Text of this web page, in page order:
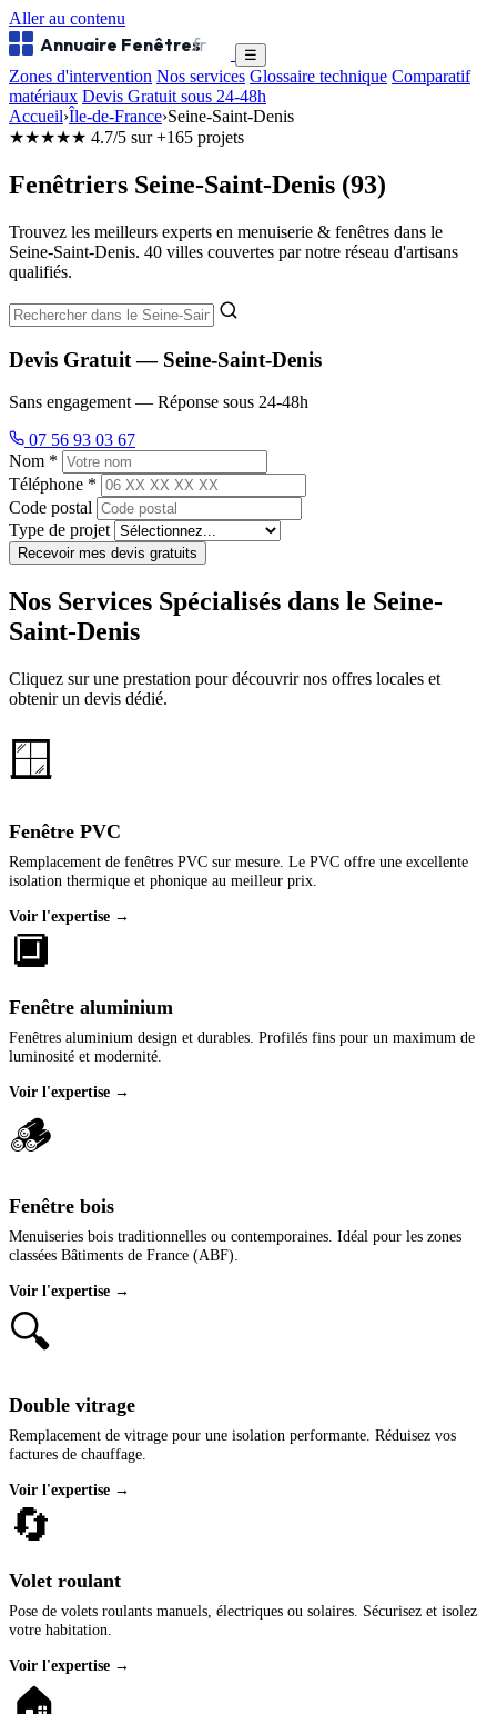
Aller au contenu
Annuaire Fenêtres
.fr ☰
Zones d'intervention Nos services Glossaire technique Comparatif
matériaux Devis Gratuit sous 24-48h
Accueil›Île-de-France›Seine-Saint-Denis
★★★★★ 4.7/5 sur +165 projets
Fenêtriers Seine-Saint-Denis (93)
Trouvez les meilleurs experts en menuiserie & fenêtres dans le
Seine-Saint-Denis. 40 villes couvertes par notre réseau d'artisans
qualifiés.
Devis Gratuit — Seine-Saint-Denis
Sans engagement — Réponse sous 24-48h
07 56 93 03 67
Nom *
Téléphone *
Code postal
Type de projet
Recevoir mes devis gratuits
Nos Services Spécialisés dans le Seine-
Saint-Denis
Cliquez sur une prestation pour découvrir nos offres locales et
obtenir un devis dédié.
🪟
Fenêtre PVC
Remplacement de fenêtres PVC sur mesure. Le PVC offre une excellente
isolation thermique et phonique au meilleur prix.
Voir l'expertise →
🔲
Fenêtre aluminium
Fenêtres aluminium design et durables. Profilés fins pour un maximum de
luminosité et modernité.
Voir l'expertise →
🪵
Fenêtre bois
Menuiseries bois traditionnelles ou contemporaines. Idéal pour les zones
classées Bâtiments de France (ABF).
Voir l'expertise →
🔍
Double vitrage
Remplacement de vitrage pour une isolation performante. Réduisez vos
factures de chauffage.
Voir l'expertise →
🔄
Volet roulant
Pose de volets roulants manuels, électriques ou solaires. Sécurisez et isolez
votre habitation.
Voir l'expertise →